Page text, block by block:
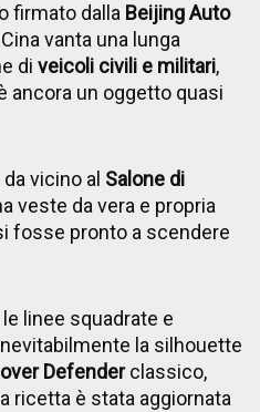
firmato dalla Beijing Auto
vanta una lunga
diveicoli civili e militari,
ancora un oggetto quasi
vicino al Salone di
veste da vera e propria
fosse pronto a scendere
linee squadrate e
la silhouette
Defenderclassico,
ricetta è stata aggiornata